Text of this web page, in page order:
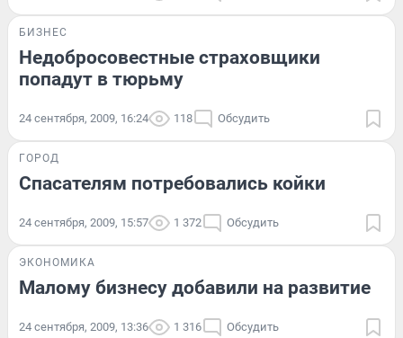
БИЗНЕС
Недобросовестные страховщики
попадут в тюрьму
24 сентября, 2009, 16:24 118 Обсудить
ГОРОД
Спасателям потребовались койки
24 сентября, 2009, 15:57 1 372 Обсудить
ЭКОНОМИКА
Малому бизнесу добавили на развитие
24 сентября, 2009, 13:36 1 316 Обсудить